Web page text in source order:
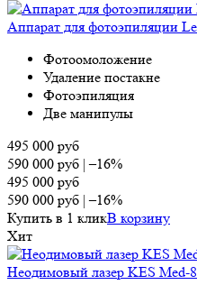
Аппарат для фотоэпиляции
Фотоомоложение
Удаление постакне
Фотоэпиляция
Две манипулы
495 000 руб
590 000 руб |–16%
495 000 руб
590 000 руб |–16%
Купить в 1 кликВ корзину
Хит
Неодимовый лазер KES Med-